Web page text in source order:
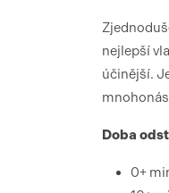
nejlepší
účinější.
Doba
0+